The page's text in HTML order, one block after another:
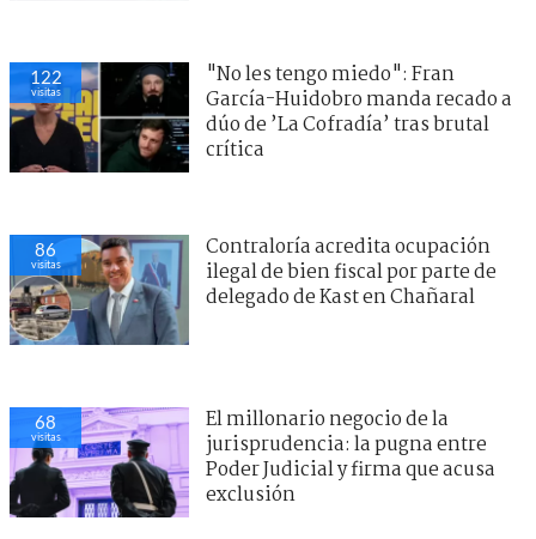
122
visitas
"No les tengo miedo": Fran
García-Huidobro manda recado a
dúo de ’La Cofradía’ tras brutal
crítica
86
visitas
Contraloría acredita ocupación
ilegal de bien fiscal por parte de
delegado de Kast en Chañaral
68
visitas
El millonario negocio de la
jurisprudencia: la pugna entre
Poder Judicial y firma que acusa
exclusión